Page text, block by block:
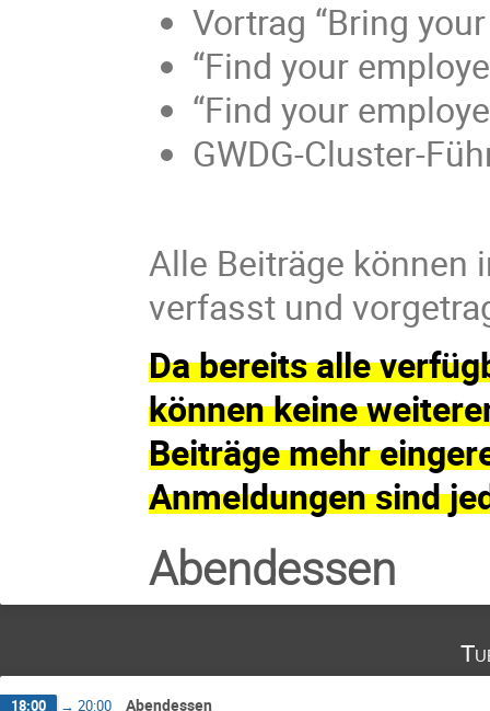
Vortrag “Bring
“Find your
“Find your
GWDG-Cluster-
Alle Beiträge können
verfasst und
Da bereits alle
können keine
Beiträge mehr
Anmeldungen sind
Abendessen
18:00 → 20:00 Abendessen